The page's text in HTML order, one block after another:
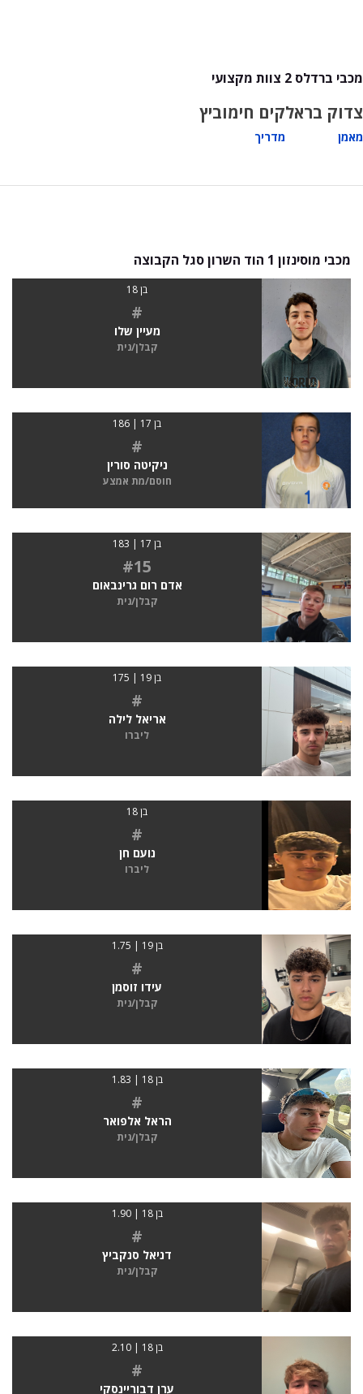
מכבי ברדלס 2 צוות מקצועי
צדוק בראל
מאמן
קים חימוביץ
מדריך
מכבי מוסינזון 1 הוד השרון סגל הקבוצה
בן 18
#
מעיין שלו
קבלן/נית
בן 17 | 186
#
ניקיטה סורין
חוסם/מת אמצע
בן 17 | 183
#15
אדם רום גרינבאום
קבלן/נית
בן 19 | 175
#
אריאל לילה
ליברו
בן 18
#
נועם חן
ליברו
בן 19 | 1.75
#
עידו זוסמן
קבלן/נית
בן 18 | 1.83
#
הראל אלפואר
קבלן/נית
בן 18 | 1.90
#
דניאל סנקביץ
קבלן/נית
בן 18 | 2.10
#
ערן דבוריינסקי